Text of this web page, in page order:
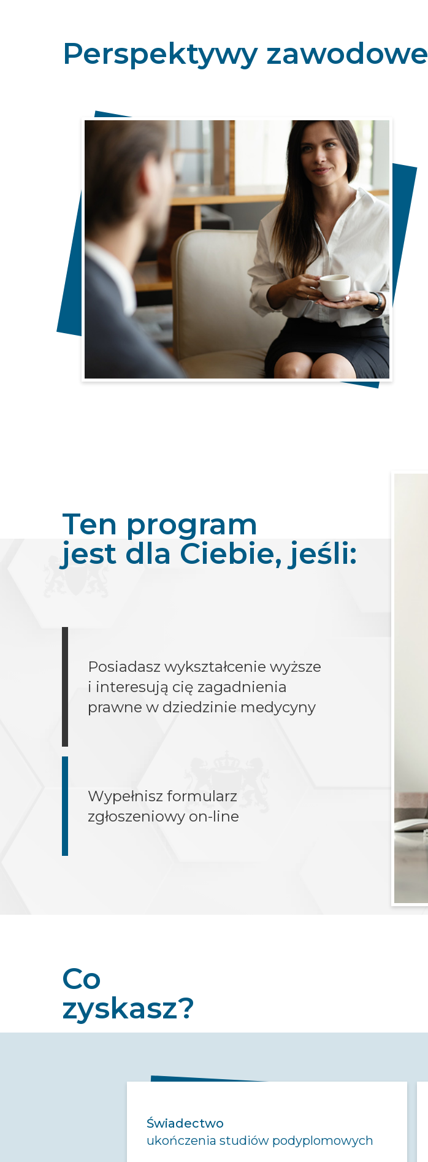
Perspektywy zawodowe
Ten program
jest dla Ciebie, jeśli:
Posiadasz wykształcenie wyższe
i interesują cię zagadnienia
prawne w dziedzinie medycyny
Wypełnisz formularz
zgłoszeniowy on-line
Co
zyskasz?
Świadectwo
ukończenia studiów podyplomowych